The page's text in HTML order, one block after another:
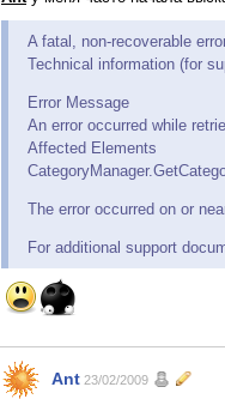
A fatal, non-recoverable
Technical information (for
Error Message
An error occurred while
Affected Elements
The error occurred on or
For additional support
Ant 23/02/2009